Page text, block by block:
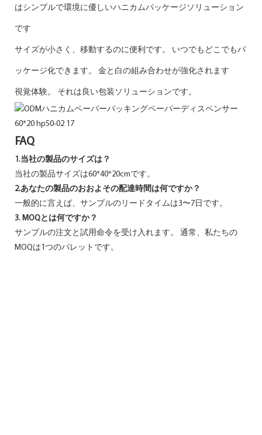
はシンプルで環境に優しいハニカムパッケージソリューション
です
サイズが小さく、移動するのに便利です。 いつでもどこでもパ
ッケージ化できます。 金と白の組み合わせが強化されます
視覚体験。 それは良い包装ソリューションです。
FAQ
1.当社の製品のサイズは？
当社の製品サイズは60*40*20cmです。
2.あなたの製品のおおよその配達時間は何ですか？
一般的に言えば、サンプルのリードタイムは3〜7日です。
3. MOQとは何ですか？
サンプルの注文と試用命令を受け入れます。 通常、私たちの
MOQは1つのパレットです。